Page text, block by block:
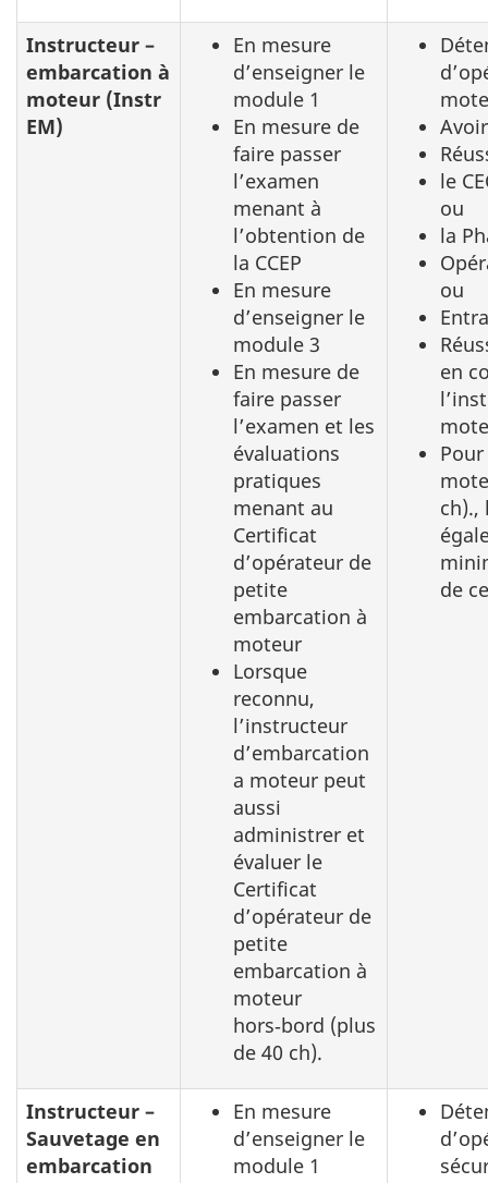
Instructeur –
embarcation à
moteur (Instr
EM)
En mesure
d’enseigner le
module 1
En mesure de
faire passer
l’examen
menant à
l’obtention de
la CCEP
En mesure
d’enseigner le
module 3
En mesure de
faire passer
l’examen et les
évaluations
pratiques
menant au
Certificat
d’opérateur de
petite
embarcation à
moteur
Lorsque
reconnu,
l’instructeur
d’embarcation
a moteur peut
aussi
administrer et
évaluer le
Certificat
d’opérateur de
petite
embarcation à
moteur
hors‑bord (plus
de 40 ch).
le
ou
la
ou
en
ch).,
de
Instructeur –
Sauvetage en
embarcation
En mesure
d’enseigner le
module 1